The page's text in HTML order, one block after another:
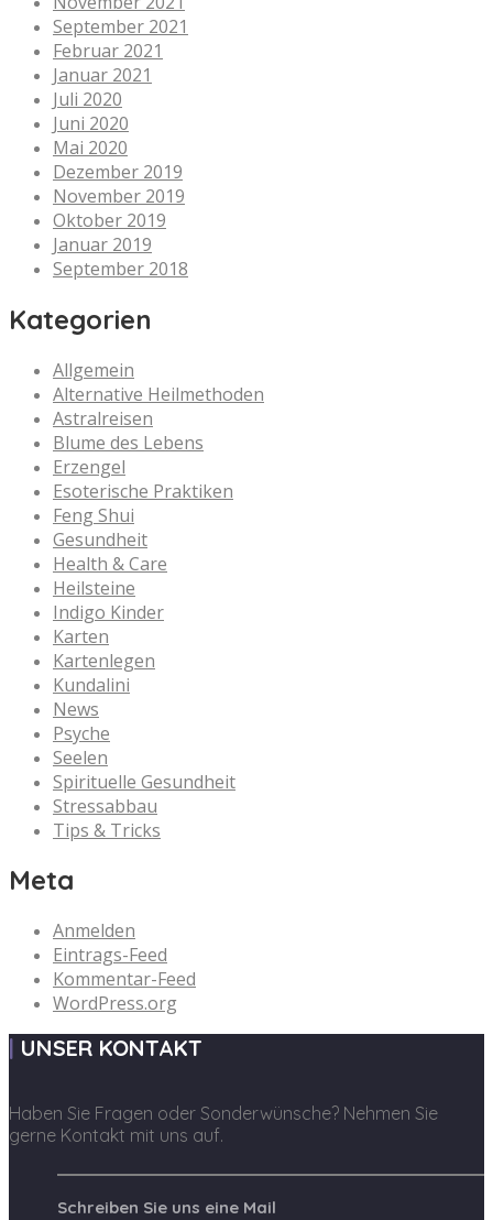
September 2021
Februar 2021
Januar 2021
Juli 2020
Juni 2020
Mai 2020
Dezember 2019
November 2019
Oktober 2019
Januar 2019
September 2018
Kategorien
Allgemein
Alternative Heilmethoden
Astralreisen
Blume des Lebens
Erzengel
Esoterische Praktiken
Feng Shui
Gesundheit
Health & Care
Heilsteine
Indigo Kinder
Karten
Kartenlegen
Kundalini
News
Psyche
Seelen
Spirituelle Gesundheit
Stressabbau
Tips & Tricks
Meta
Anmelden
Eintrags-Feed
Kommentar-Feed
WordPress.org
UNSER KONTAKT
Haben Sie Fragen oder Sonderwünsche? Nehmen Sie
gerne Kontakt mit uns auf.
Schreiben Sie uns eine Mail